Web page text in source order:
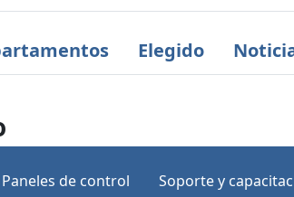
Elegido
Paneles de control Soporte y